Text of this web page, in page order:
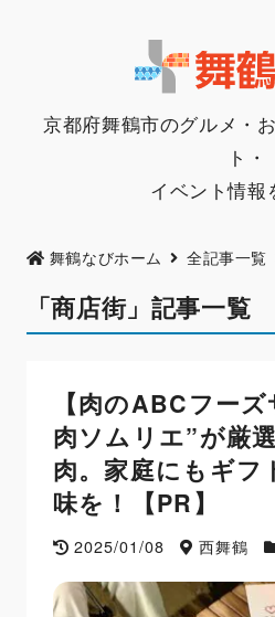
京都府舞鶴市のグルメ・
ト・
イベント情報
舞鶴なびホーム 全記事一覧
「商店街」記事一覧
【肉のABCフー
肉ソムリエ”が厳
肉。家庭にもギフ
味を！【PR】
2025/01/08 西舞鶴